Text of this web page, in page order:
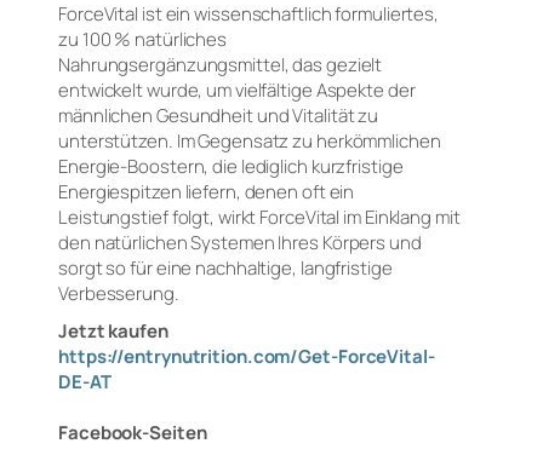
ForceVital ist ein wissenschaftlich formuliertes,
zu 100 % natürliches
Nahrungsergänzungsmittel, das gezielt
entwickelt wurde, um vielfältige Aspekte der
männlichen Gesundheit und Vitalität zu
unterstützen. Im Gegensatz zu herkömmlichen
Energie-Boostern, die lediglich kurzfristige
Energiespitzen liefern, denen oft ein
Leistungstief folgt, wirkt ForceVital im Einklang mit
den natürlichen Systemen Ihres Körpers und
sorgt so für eine nachhaltige, langfristige
Verbesserung.
Jetzt kaufen
https://entrynutrition.com/Get-ForceVital-
DE-AT
Facebook-Seiten